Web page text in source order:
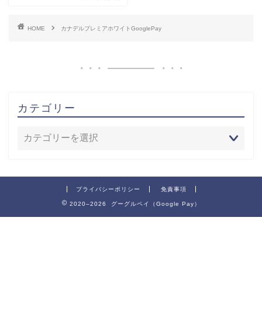
HOME カナデルプレミアホワイトGooglePay
カテゴリー
プライバシーポリシー 免責事項
2020–2026 グーグルペイ（Google Pay）